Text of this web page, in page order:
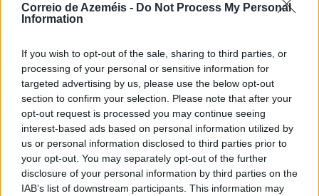
Correio de Azeméis - Do Not Process My Personal
Information
If you wish to opt-out of the sale, sharing to third parties, or
processing of your personal or sensitive information for
targeted advertising by us, please use the below opt-out
section to confirm your selection. Please note that after your
opt-out request is processed you may continue seeing
interest-based ads based on personal information utilized by
us or personal information disclosed to third parties prior to
your opt-out. You may separately opt-out of the further
disclosure of your personal information by third parties on the
IAB’s list of downstream participants. This information may